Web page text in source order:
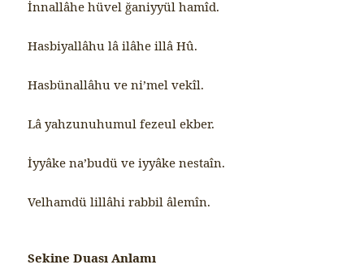
İnnallâhe hüvel ğaniyyül hamîd.
Hasbiyallâhu lâ ilâhe illâ Hû.
Hasbünallâhu ve ni’mel vekîl.
Lâ yahzunuhumul fezeul ekber.
İyyâke na’budü ve iyyâke nestaîn.
Velhamdü lillâhi rabbil âlemîn.
Sekine Duası Anlamı